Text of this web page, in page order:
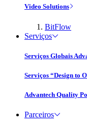
Video Solutions
BitFlow
Serviços
Serviços Globais
Serviços “Design to
Advantech Quality
Parceiros